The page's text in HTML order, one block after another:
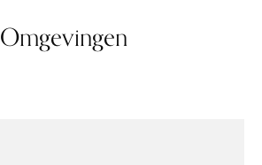
Omgevingen